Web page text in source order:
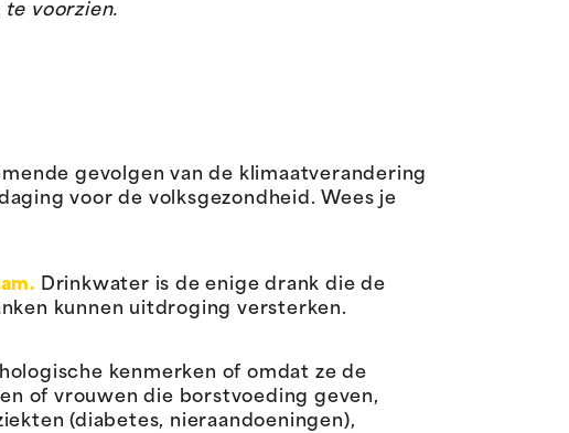
voorzien.
gevolgen van de klimaatverandering
voor de volksgezondheid. Wees je
Drinkwater is de enige drank die de
kunnen uitdroging versterken.
kenmerken of omdat ze de
of vrouwen die borstvoeding geven,
(diabetes, nieraandoeningen),